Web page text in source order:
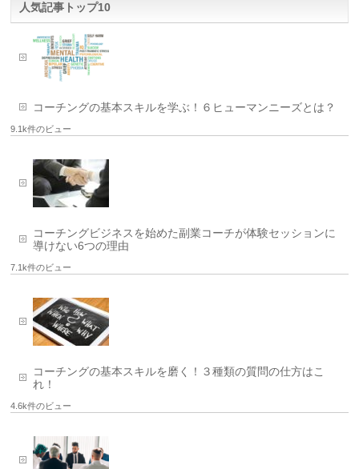
人気記事トップ10
コーチングの基本スキルを学ぶ！６ヒューマンニーズとは？
9.1k件のビュー
コーチングビジネスを始めた副業コーチが体験セッションに
導けない6つの理由
7.1k件のビュー
コーチングの基本スキルを磨く！３種類の質問の仕方はこ
れ！
4.6k件のビュー